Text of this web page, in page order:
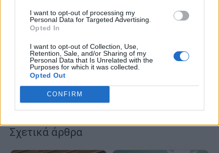
I want to opt-out of processing my
Personal Data for Targeted Advertising.
Opted In
I want to opt-out of Collection, Use,
Retention, Sale, and/or Sharing of my
Personal Data that Is Unrelated with the
Purposes for which it was collected.
Opted Out
CONFIRM
Facebook Twitter
Σχετικά άρθρα